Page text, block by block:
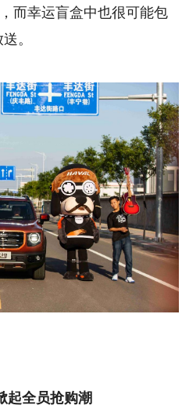
而幸运盲盒中也很可能包
。
起全员抢购潮